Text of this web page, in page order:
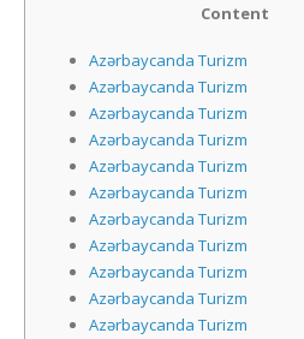
Content
Azərbaycanda Turizm
Azərbaycanda Turizm
Azərbaycanda Turizm
Azərbaycanda Turizm
Azərbaycanda Turizm
Azərbaycanda Turizm
Azərbaycanda Turizm
Azərbaycanda Turizm
Azərbaycanda Turizm
Azərbaycanda Turizm
Azərbaycanda Turizm